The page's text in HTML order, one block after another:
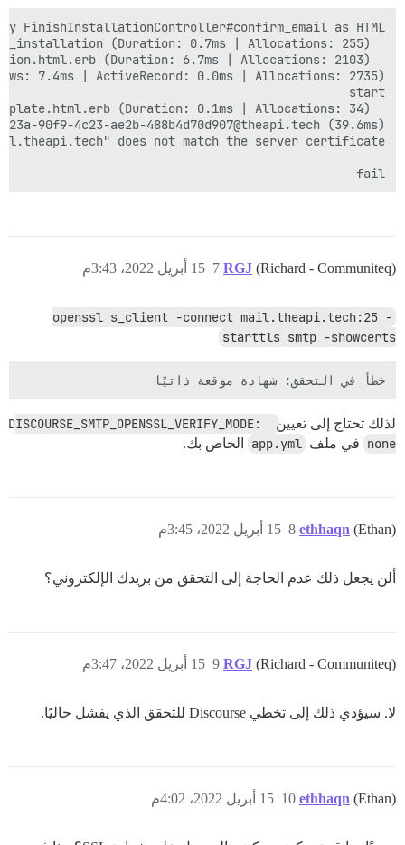
fail
RGJ (Richard - Communiteq) 15 أبريل 2022، 3:43م 7
openssl s_client -connect mail.theapi.tech:25 -
starttls smtp -showcerts
خطأ في التحقق: شهادة موقعة ذاتيًا
لذلك تحتاج إلى تعيين
DISCOURSE_SMTP_OPENSSL_VERIFY_MODE:
none في ملف app.yml الخاص بك.
ethhaqn (Ethan) 15 أبريل 2022، 3:45م 8
ألن يجعل ذلك عدم الحاجة إلى التحقق من بريدك الإلكتروني؟
RGJ (Richard - Communiteq) 15 أبريل 2022، 3:47م 9
لا. سيؤدي ذلك إلى تخطي Discourse للتحقق الذي يفشل حاليًا.
ethhaqn (Ethan) 15 أبريل 2022، 4:02م 10